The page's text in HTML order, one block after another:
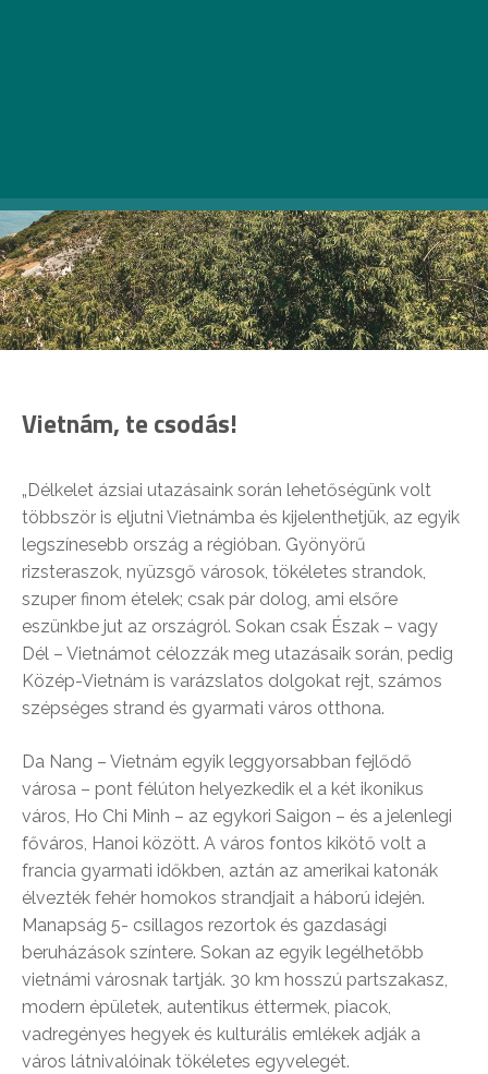
Vietnám, te csodás!
„Délkelet ázsiai utazásaink során lehetőségünk volt
többször is eljutni Vietnámba és kijelenthetjük, az egyik
legszínesebb ország a régióban. Gyönyörű
rizsteraszok, nyüzsgő városok, tökéletes strandok,
szuper finom ételek; csak pár dolog, ami elsőre
eszünkbe jut az országról. Sokan csak Észak – vagy
Dél – Vietnámot célozzák meg utazásaik során, pedig
Közép-Vietnám is varázslatos dolgokat rejt, számos
szépséges strand és gyarmati város otthona.
Da Nang – Vietnám egyik leggyorsabban fejlődő
városa – pont félúton helyezkedik el a két ikonikus
város, Ho Chi Minh – az egykori Saigon – és a jelenlegi
főváros, Hanoi között. A város fontos kikötő volt a
francia gyarmati időkben, aztán az amerikai katonák
élvezték fehér homokos strandjait a háború idején.
Manapság 5- csillagos rezortok és gazdasági
beruházások színtere. Sokan az egyik legélhetőbb
vietnámi városnak tartják. 30 km hosszú partszakasz,
modern épületek, autentikus éttermek, piacok,
vadregényes hegyek és kulturális emlékek adják a
város látnivalóinak tökéletes egyvelegét.